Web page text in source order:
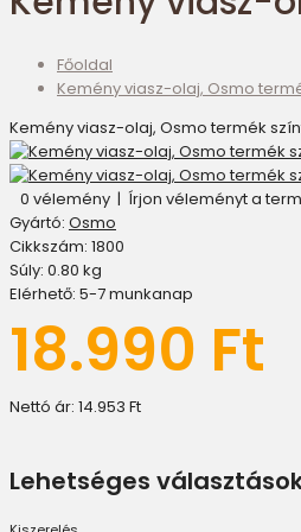
Főoldal
Kemény viasz-olaj, Osmo
Kemény viasz-olaj, Osmo termék
0 vélemény | Írjon véleményt a
Gyártó: Osmo
Cikkszám: 1800
Súly: 0.80 kg
Elérhető: 5-7 munkanap
18.990 Ft
Nettó ár: 14.953 Ft
Lehetséges